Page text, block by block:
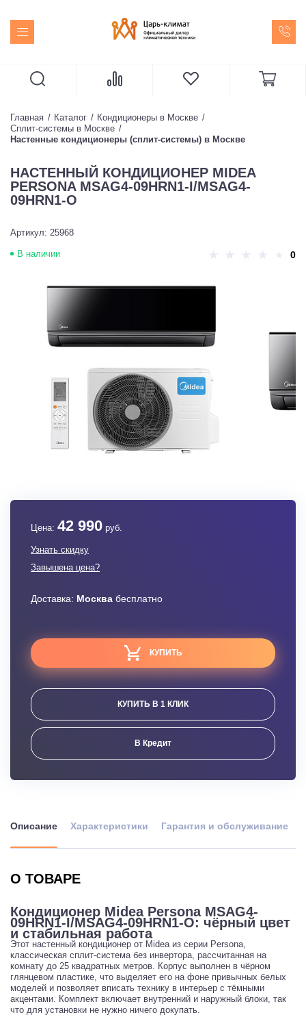
Главная Каталог
Кондиционеры в Москве
Сплит-системы в Москве
Настенные кондиционеры (сплит-системы) в Москве
НАСТЕННЫЙ КОНДИЦИОНЕР MIDEA
PERSONA MSAG4-09HRN1-I/MSAG4-
09HRN1-O
Артикул: 25968
В наличии 0
Цена: 42 990 руб.
Узнать скидку
Завышена цена?
Доставка: Москва бесплатно
КУПИТЬ
КУПИТЬ В 1 КЛИК
В Кредит
Описание Характеристики Гарантия и обслуживание
О ТОВАРЕ
Кондиционер Midea Persona MSAG4-
09HRN1-I/MSAG4-09HRN1-O: чёрный цвет
и стабильная работа
Этот настенный кондиционер от Midea из серии Persona,
классическая сплит-система без инвертора, рассчитанная на
комнату до 25 квадратных метров. Корпус выполнен в чёрном
глянцевом пластике, что выделяет его на фоне привычных белых
моделей и позволяет вписать технику в интерьер с тёмными
акцентами. Комплект включает внутренний и наружный блоки, так
что для установки не нужно ничего докупать.